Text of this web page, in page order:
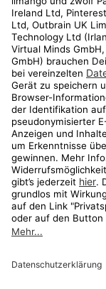
Kundenservice
Shop
Aktionen
Travel